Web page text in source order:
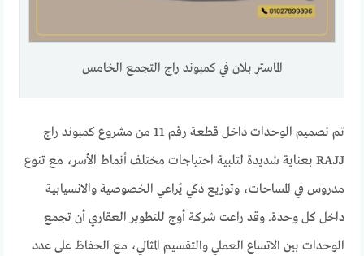
الماستر بلان في كمبوند راج التجمع الخامس
تم تصميم الوحدات داخل قطعة رقم 11 من مشروع كمبوند راج
RAJJ بعناية شديدة لتلبية احتياجات مختلف أنماط الأسر، مع تنوع
مدروس في المساحات، وتوزيع ذكي يُراعي الخصوصية والانسيابية
داخل كل وحدة. وقد راعت شركة أوج للتطوير العقاري أن تجمع
الوحدات بين الاتساع العملي والتقسيم المثالي، مع الحفاظ على عدد